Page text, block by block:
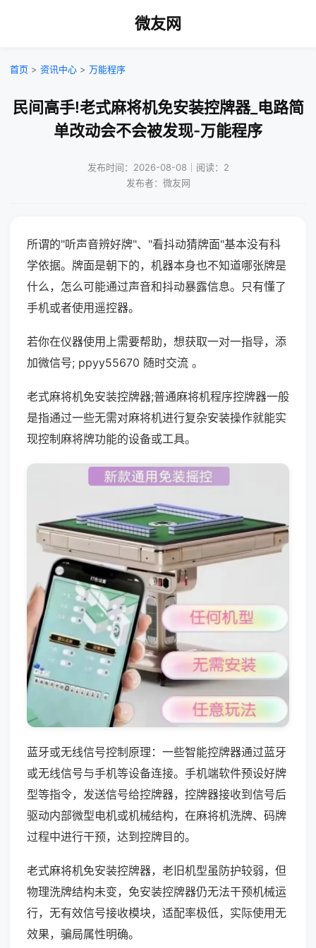
微友网
首页 > 资讯中心 > 万能程序
民间高手!老式麻将机免安装控牌器_电路简
单改动会不会被发现-万能程序
发布时间：2026-08-08｜阅读：2
发布者：微友网
所谓的"听声音辨好牌"、"看抖动猜牌面"基本没有科
学依据。牌面是朝下的，机器本身也不知道哪张牌是
什么，怎么可能通过声音和抖动暴露信息。只有懂了
手机或者使用遥控器。
若你在仪器使用上需要帮助，想获取一对一指导，添
加微信号; ppyy55670 随时交流 。
老式麻将机免安装控牌器;普通麻将机程序控牌器一般
是指通过一些无需对麻将机进行复杂安装操作就能实
现控制麻将牌功能的设备或工具。
蓝牙或无线信号控制原理：一些智能控牌器通过蓝牙
或无线信号与手机等设备连接。手机端软件预设好牌
型等指令，发送信号给控牌器，控牌器接收到信号后
驱动内部微型电机或机械结构，在麻将机洗牌、码牌
过程中进行干预，达到控牌目的。
老式麻将机免安装控牌器，老旧机型虽防护较弱，但
物理洗牌结构未变，免安装控牌器仍无法干预机械运
行，无有效信号接收模块，适配率极低，实际使用无
效果，骗局属性明确。